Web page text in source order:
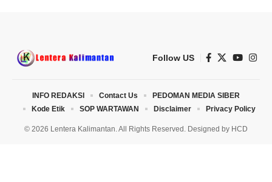
Follow US
© 2026 Lentera Kalimantan. All Rights Reserved. Designed by HCD
INFO REDAKSI Contact Us
PEDOMAN MEDIA SIBER
Kode Etik
SOP WARTAWAN Disclaimer Privacy Policy